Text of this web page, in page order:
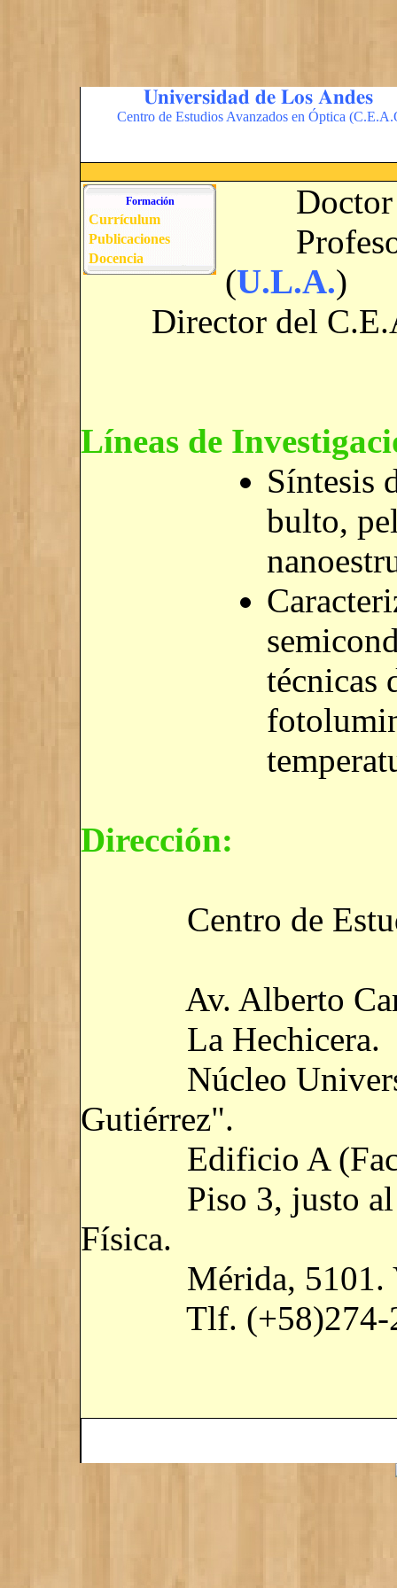
Universidad de Los Andes
Centro de Estudios Avanzados en Óptica
Formación
Currículum
Publicaciones
Docencia
Doctor
Profesor
(U.L.A.)
Director del
Líneas de
Síntesis
bulto,
técnicas
Dirección:
Centro de
Av. Alberto
La Hechicera.
Núcleo
Gutiérrez".
Edificio A
Piso 3, justo al
Física.
Mérida, 5101.
Tlf. (+58)274-